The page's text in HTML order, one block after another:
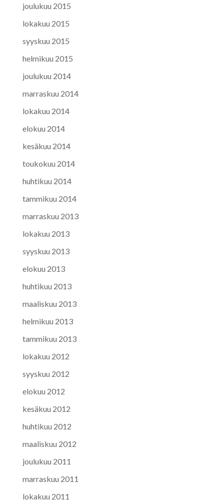
joulukuu 2015
lokakuu 2015
syyskuu 2015
helmikuu 2015
joulukuu 2014
marraskuu 2014
lokakuu 2014
elokuu 2014
kesäkuu 2014
toukokuu 2014
huhtikuu 2014
tammikuu 2014
marraskuu 2013
lokakuu 2013
syyskuu 2013
elokuu 2013
huhtikuu 2013
maaliskuu 2013
helmikuu 2013
tammikuu 2013
lokakuu 2012
syyskuu 2012
elokuu 2012
kesäkuu 2012
huhtikuu 2012
maaliskuu 2012
joulukuu 2011
marraskuu 2011
lokakuu 2011